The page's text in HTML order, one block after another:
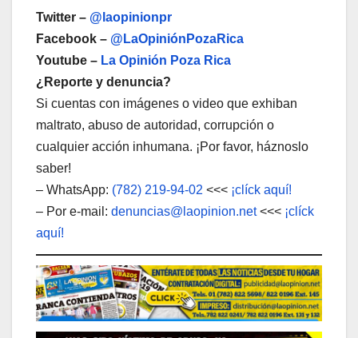
Twitter – @laopinionpr
Facebook – @LaOpiniónPozaRica
Youtube – La Opinión Poza Rica
¿Reporte y denuncia?
Si cuentas con imágenes o video que exhiban
maltrato, abuso de autoridad, corrupción o
cualquier acción inhumana. ¡Por favor, háznoslo
saber!
– WhatsApp: (782) 219-94-02 <<< ¡clíck aquí!
– Por e-mail: denuncias@laopinion.net<<< ¡clíck
aquí!